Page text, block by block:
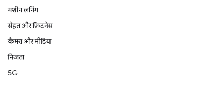
मशीन लर्निंग
सेहत और फ़िटनेस
कैमरा और मीडिया
निजता
5G